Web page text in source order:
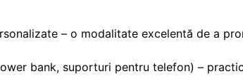
– o modalitate excelentă de a
bank, suporturi pentru telefon) –